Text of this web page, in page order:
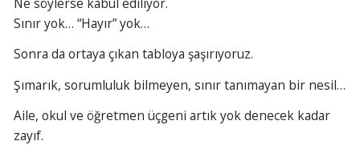
Sınır yok… “Hayır” yok…
Sonra da ortaya çıkan tabloya şaşırıyoruz.
Şımarık, sorumluluk bilmeyen, sınır tanımayan bir nesil…
Aile, okul ve öğretmen üçgeni artık yok denecek kadar
zayıf.